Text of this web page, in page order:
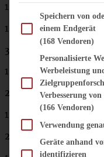
1 mittelgroße Karotte
1 Chilischote
3 Knoblauchzehen
1 Daumendickes
2 kleine Äpfel
1 kleine Dose stückige
2 1/2 TL Madras
Im Folgenden finden Sie
Speichern von
einem Endgerät
(168 Vendoren)
Personalisierte
Werbeleistung
Verbesserung
(166 Vendoren)
Verwendung
Geräte anhand
identifizieren